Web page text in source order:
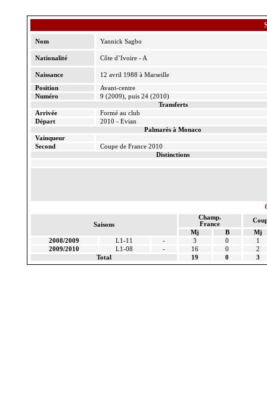
Nom Yannick Sagbo
Nationalité Côte d’Ivoire - A
Naissance
12 avril 1988 à Marseille
Position
Avant-centre
Numéro
9 (2009), puis 24 (2010)
Transferts
Arrivée
Formé au club
Départ
2010 - Evian
Palmarès à Monaco
Vainqueur
Second
Coupe de France 2010
Distinctions
Saisons
Champ.
France
Mj
B
Mj
2008/2009
L1-11 - 3 0
1
2009/2010
L1-08 - 16 0
2
Total
19 0 3